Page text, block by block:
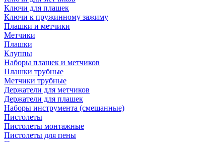
Ключи для плашек
Ключи к пружинному зажиму
Плашки и метчики
Метчики
Плашки
Клуппы
Наборы плашек и метчиков
Плашки трубные
Метчики трубные
Держатели для метчиков
Держатели для плашек
Наборы инструмента (смешанные)
Пистолеты
Пистолеты монтажные
Пистолеты для пены